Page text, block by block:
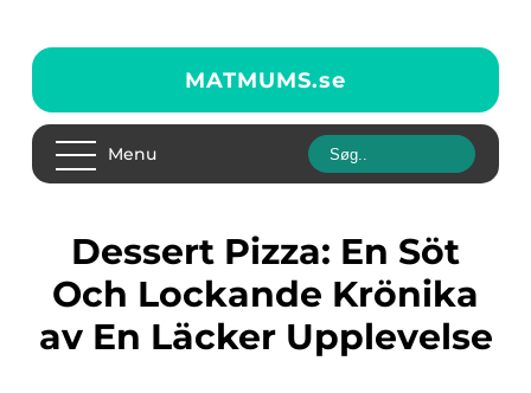
MATMUMS.se
Menu
Dessert Pizza: En Söt
Och Lockande Krönika
av En Läcker Upplevelse